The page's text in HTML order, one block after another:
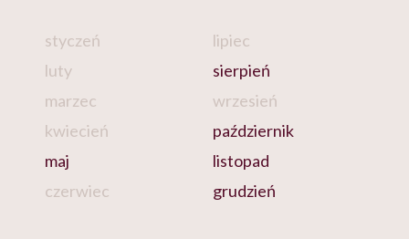
styczeń
luty
marzec
kwiecień
maj
czerwiec
lipiec
sierpień
wrzesień
październik
listopad
grudzień